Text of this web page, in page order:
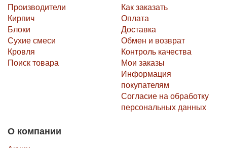
Производители
Кирпич
Блоки
Сухие смеси
Кровля
Поиск товара
Как заказать
Оплата
Доставка
Обмен и возврат
Контроль качества
Мои заказы
Информация
покупателям
Согласие на обработку
персональных данных
О компании